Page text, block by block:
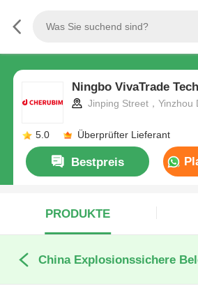
Ningbo VivaTrade
Jinping Street，Yinzhou
5.0 Überprüfter Lieferant
Bestpreis
PRODUKTE
China Explosionssichere